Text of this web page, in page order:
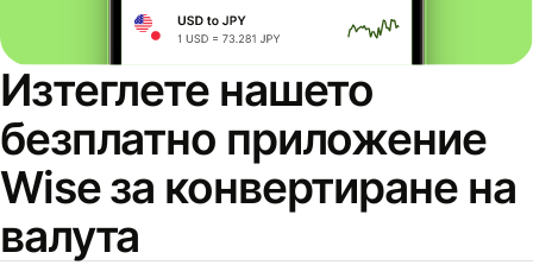
Изтеглете нашето
безплатно приложение
Wise за конвертиране на
валута